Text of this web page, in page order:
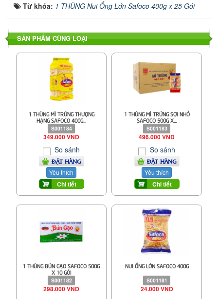
Từ khóa: 1 THÙNG Nui Ống Lớn Safoco 400g x 25 Gói
SẢN PHẨM CÙNG LOẠI
1 THÙNG MÌ TRỨNG THƯỢNG
HẠNG SAFOCO 400G...
S001184
349.000 VND
So sánh
ĐẶT HÀNG
Yêu thích
Chi tiết
1 THÙNG MÌ TRỨNG SỢI NHỎ
SAFOCO 500G X...
S001183
496.000 VND
So sánh
ĐẶT HÀNG
Yêu thích
Chi tiết
1 THÙNG BÚN GẠO SAFOCO 500G
X 10 GÓI
S001182
298.000 VND
NUI ỐNG LỚN SAFOCO 400G
S001181
24.000 VND